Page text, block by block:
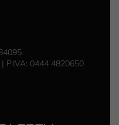
P.IVA: ‭0444 4820650‬